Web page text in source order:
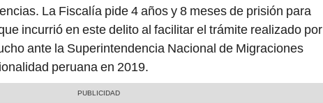
La Fiscalía pide 4 años y 8 meses de prisión para
incurrió en este delito al facilitar el trámite realizado por
ante la Superintendencia Nacional de Migraciones
peruana en 2019.